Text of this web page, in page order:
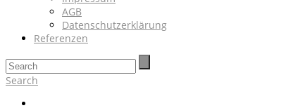
AGB
Datenschutzerklärung
Referenzen
Search